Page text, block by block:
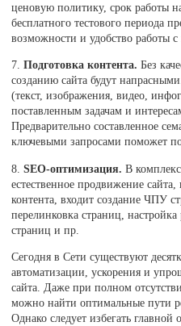
ценовую политику, срок работы
бесплатного тестового периода
возможности и удобство работы с
7.Подготовка контента. Без
созданию сайта будут
(текст, изображения, видео,
поставленным задачам и
Предварительно составленное
ключевыми запросами поможет
8.SEO-оптимизация. В
естественное продвижение
контента, входит создание ЧПУ
перелинковка страниц,
страниц и пр.
Сегодня в Сети существуют
автоматизации, ускорения и
сайта. Даже при полном
можно найти оптимальные пути
Однако следует избегать